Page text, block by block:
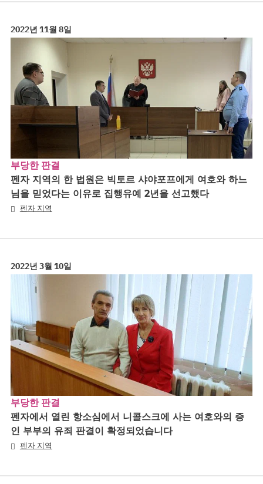
2022년 11월 8일
부당한 판결
펜자 지역의 한 법원은 빅토르 샤야포프에게 여호와 하느
님을 믿었다는 이유로 집행유예 2년을 선고했다
펜자 지역
2022년 3월 10일
부당한 판결
펜자에서 열린 항소심에서 니콜스크에 사는 여호와의 증
인 부부의 유죄 판결이 확정되었습니다
펜자 지역